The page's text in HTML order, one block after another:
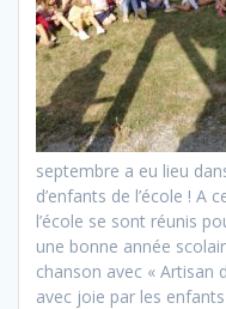
septembre a eu lieu
d’enfants de l’école !
l’école se sont réunis
une bonne année
chanson avec « Artisan
avec joie par les